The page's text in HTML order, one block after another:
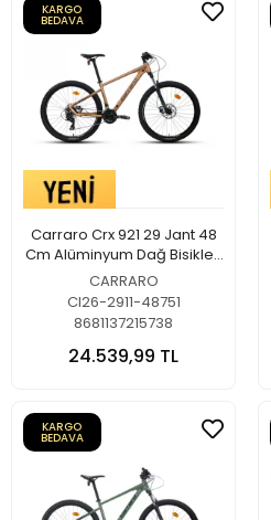
KARGO
BEDAVA
Carraro Crx 921 29 Jant 48
Cm Alüminyum Dağ Bisikleti
Mat Bronz-Kahverengi
CARRARO
CI26-2911-48751
8681137215738
24.539,99 TL
KARGO
BEDAVA